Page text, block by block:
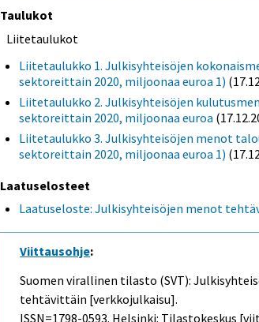
Taulukot
Liitetaulukot
Liitetaulukko 1. Julkisyhteisöjen
sektoreittain 2020, miljoonaa euroa 1)
Liitetaulukko 2. Julkisyhteisöjen
sektoreittain 2020, miljoonaa euroa
Liitetaulukko 3. Julkisyhteisöjen menot
sektoreittain 2020, miljoonaa euroa 1)
Laatuselosteet
Laatuseloste: Julkisyhteisöjen menot
Viittausohje:
Suomen virallinen tilasto (SVT):
tehtävittäin [verkkojulkaisu].
ISSN=1798-0593. Helsinki: Tilastokeskus